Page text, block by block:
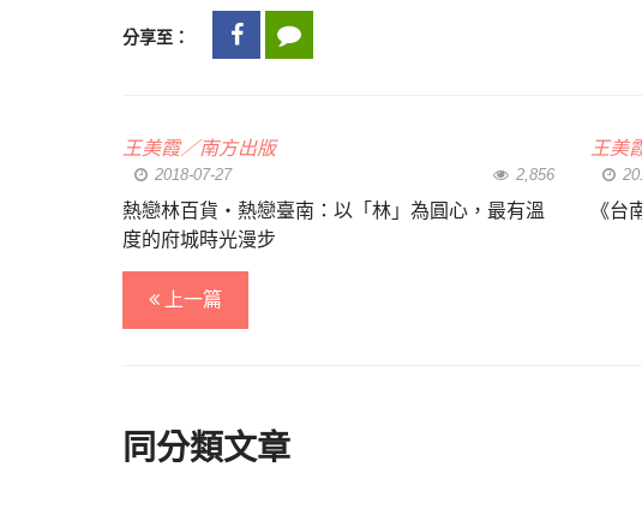
分享至：
王美霞／南方出版
2018-07-27 2,856
熱戀林百貨‧熱戀臺南：以「林」為圓心，最有溫
度的府城時光漫步
上一篇
王美
《台
同分類文章